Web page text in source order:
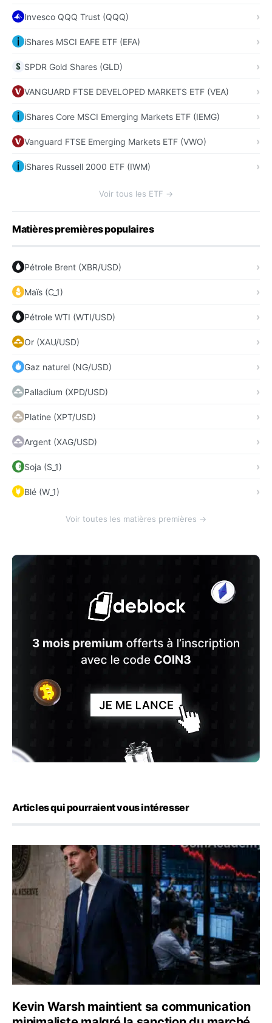
Invesco QQQ Trust (QQQ)
iShares MSCI EAFE ETF (EFA)
SPDR Gold Shares (GLD)
VANGUARD FTSE DEVELOPED MARKETS ETF (VEA)
iShares Core MSCI Emerging Markets ETF (IEMG)
Vanguard FTSE Emerging Markets ETF (VWO)
iShares Russell 2000 ETF (IWM)
Voir tous les ETF →
Matières premières populaires
Pétrole Brent (XBR/USD)
Maïs (C_1)
Pétrole WTI (WTI/USD)
Or (XAU/USD)
Gaz naturel (NG/USD)
Palladium (XPD/USD)
Platine (XPT/USD)
Argent (XAG/USD)
Soja (S_1)
Blé (W_1)
Voir toutes les matières premières →
Articles qui pourraient vous intéresser
Kevin Warsh maintient sa communication minimaliste
Kevin Warsh maintient sa communication